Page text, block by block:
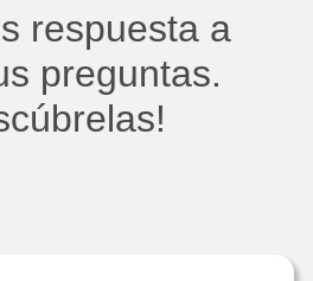
respuesta a
preguntas.